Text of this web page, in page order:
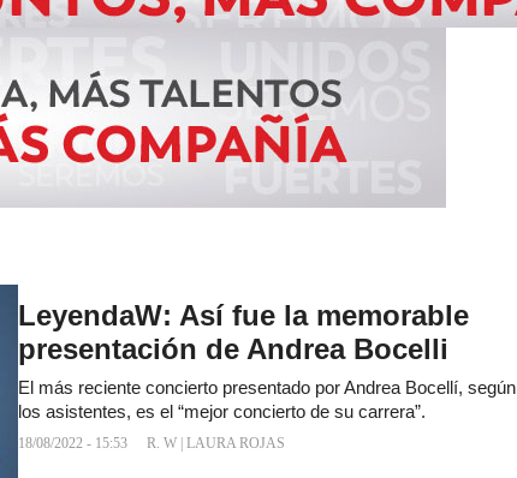
LeyendaW: Así fue la memorable
presentación de Andrea Bocelli
El más reciente concierto presentado por Andrea Bocellí, según
los asistentes, es el “mejor concierto de su carrera”.
18/08/2022 - 15:53 R. W LAURA ROJAS